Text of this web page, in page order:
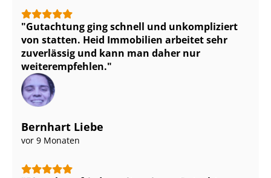
Gutachtung ging schnell und unkompliziert
von statten. Heid Immobilien arbeitet sehr
zuverlässig und kann man daher nur
weiterempfehlen.
Bernhart Liebe
vor 9 Monaten